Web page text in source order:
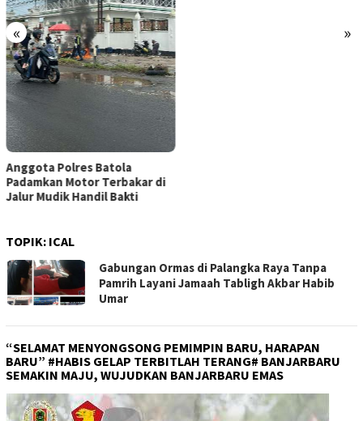
« »
Anggota Polres Batola
Padamkan Motor Terbakar di
Jalur Mudik Handil Bakti
TOPIK: ICAL
Gabungan Ormas di Palangka Raya Tanpa
Pamrih Layani Jamaah Tabligh Akbar Habib
Umar
“SELAMAT MENYONGSONG PEMIMPIN BARU, HARAPAN
BARU” #HABIS GELAP TERBITLAH TERANG# BANJARBARU
SEMAKIN MAJU, WUJUDKAN BANJARBARU EMAS